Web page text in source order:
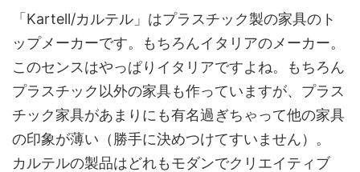
「Kartell/カルテル」はプラスチック製の家具のト
ップメーカーです。もちろんイタリアのメーカー。
このセンスはやっぱりイタリアですよね。もちろん
プラスチック以外の家具も作っていますが、プラス
チック家具があまりにも有名過ぎちゃって他の家具
の印象が薄い（勝手に決めつけてすいません）。
カルテルの製品はどれもモダンでクリエイティブ